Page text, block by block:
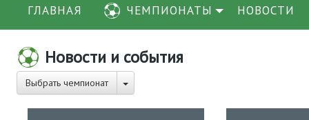
ГЛАВНАЯ ЧЕМПИОНАТЫ НОВОСТИ
Новости и события
Выбрать чемпионат